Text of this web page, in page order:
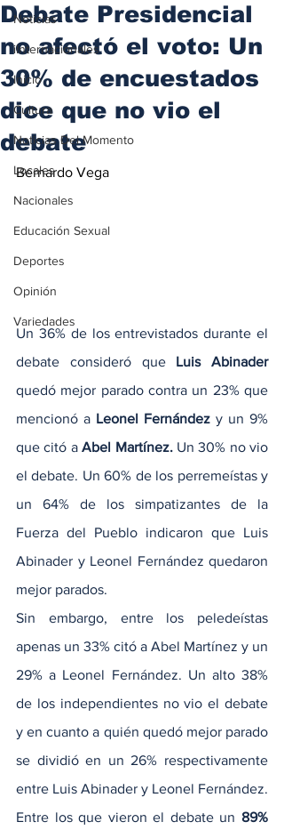
Noticias
iInternacionales
Inicio
Cultura
Noticias Del Momento
Locales
Nacionales
Educación Sexual
Deportes
Opinión
Variedades
Debate Presidencial
no afectó el voto: Un
30% de encuestados
dice que no vio el
debate
Bernardo Vega
Un 36% de los entrevistados durante el
debate consideró que Luis Abinader
quedó mejor parado contra un 23% que
mencionó a Leonel Fernández y un 9%
que citó a Abel Martínez. Un 30% no vio
el debate. Un 60% de los perremeístas y
un 64% de los simpatizantes de la
Fuerza del Pueblo indicaron que Luis
Abinader y Leonel Fernández quedaron
mejor parados.
Sin embargo, entre los peledeístas
apenas un 33% citó a Abel Martínez y un
29% a Leonel Fernández. Un alto 38%
de los independientes no vio el debate
y en cuanto a quién quedó mejor parado
se dividió en un 26% respectivamente
entre Luis Abinader y Leonel Fernández.
Entre los que vieron el debate un 89%